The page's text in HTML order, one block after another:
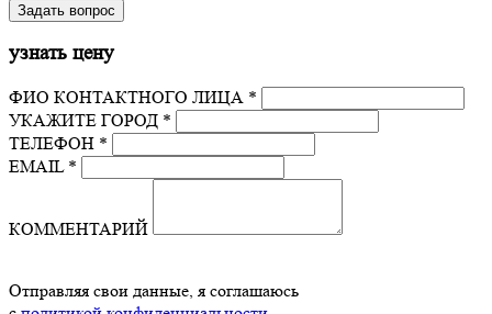
узнать цену
ФИО КОНТАКТНОГО ЛИЦА *
УКАЖИТЕ ГОРОД *
ТЕЛЕФОН *
EMAIL *
КОММЕНТАРИЙ
Отправляя свои данные, я соглашаюсь